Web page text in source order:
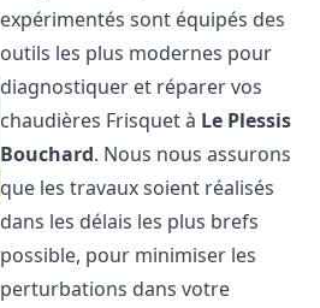
expérimentés sont équipés des
outils les plus modernes pour
diagnostiquer et réparer vos
chaudières Frisquet à Le Plessis
Bouchard. Nous nous assurons
que les travaux soient réalisés
dans les délais les plus brefs
possible, pour minimiser les
perturbations dans votre